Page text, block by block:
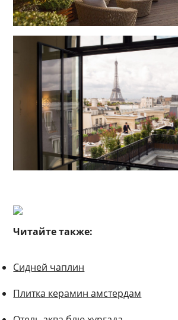
Читайте также:
Сидней чаплин
Плитка керамин амстердам